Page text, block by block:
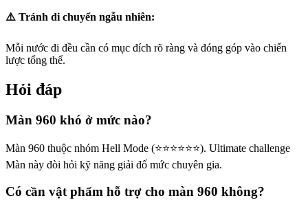
⚠️ Tránh di chuyển ngẫu nhiên:
Mỗi nước đi đều cần có mục đích rõ ràng và đóng góp vào chiến
lược tổng thể.
Hỏi đáp
Màn 960 khó ở mức nào?
Màn 960 thuộc nhóm Hell Mode (⭐⭐⭐⭐⭐⭐). Ultimate challenge
Màn này đòi hỏi kỹ năng giải đố mức chuyên gia.
Có cần vật phẩm hỗ trợ cho màn 960 không?